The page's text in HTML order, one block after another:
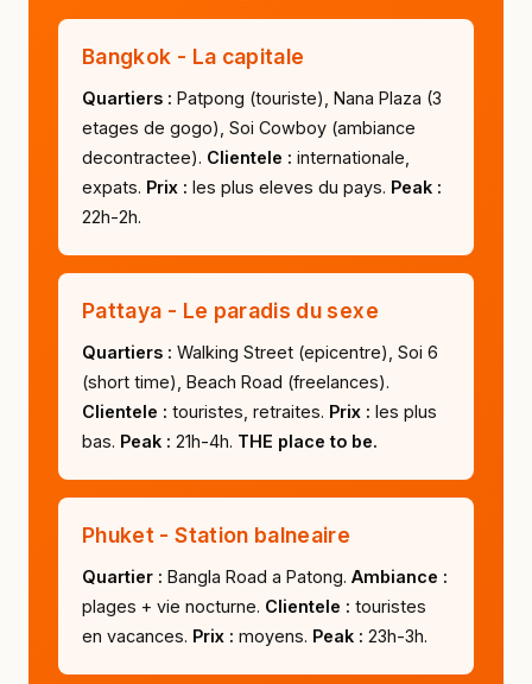
Bangkok - La capitale
Quartiers : Patpong (touriste), Nana Plaza (3
etages de gogo), Soi Cowboy (ambiance
decontractee). Clientele : internationale,
expats. Prix : les plus eleves du pays. Peak :
22h-2h.
Pattaya - Le paradis du sexe
Quartiers : Walking Street (epicentre), Soi 6
(short time), Beach Road (freelances).
Clientele : touristes, retraites. Prix : les plus
bas. Peak : 21h-4h. THE place to be.
Phuket - Station balneaire
Quartier : Bangla Road a Patong. Ambiance :
plages + vie nocturne. Clientele : touristes
en vacances. Prix : moyens. Peak : 23h-3h.